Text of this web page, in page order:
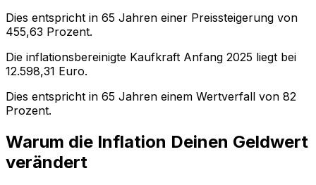
Dies entspricht in 65 Jahren einer Preissteigerung von
455,63 Prozent.
Die inflationsbereinigte Kaufkraft Anfang 2025 liegt bei
12.598,31 Euro.
Dies entspricht in 65 Jahren einem Wertverfall von 82
Prozent.
Warum die Inflation Deinen Geldwert
verändert